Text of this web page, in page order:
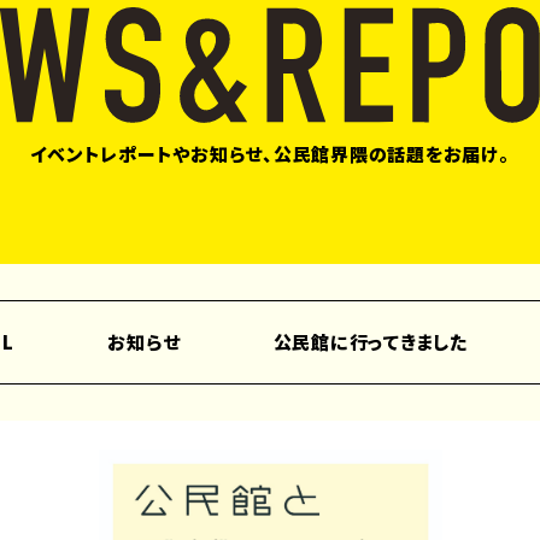
イベントレポートやお知らせ、公民館界隈の話題をお届け。
お知らせ 公民館に行ってきました